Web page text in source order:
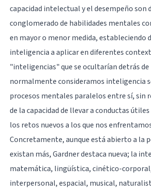
capacidad intelectual y el desempeño son
conglomerado de habilidades mentales
en mayor o menor medida, estableciendo
inteligencia a aplicar en diferentes
"inteligencias" que se ocultarían detrás de
normalmente consideramos inteligencia
procesos mentales paralelos entre sí, sin
de la capacidad de llevar a conductas
los retos nuevos a los que nos
Concretamente, aunque está abierto a la
existan más, Gardner destaca nueva; la
matemática, lingüística, cinético-
interpersonal, espacial, musical,